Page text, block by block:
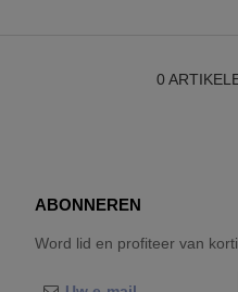
0
ABONNEREN
Word lid en profiteer van